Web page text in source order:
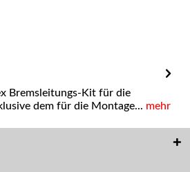
Bremsleitungs-Kit für die
dem für die Montage... mehr